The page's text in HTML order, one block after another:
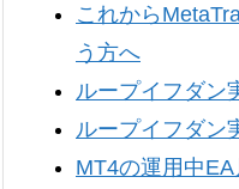
これから
う方へ
ループイフダン
ループイフダン
MT4の運用中